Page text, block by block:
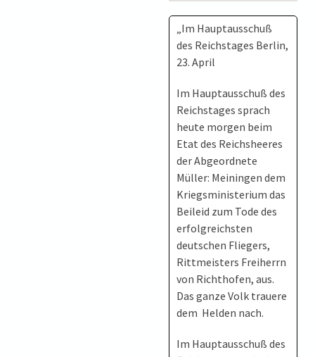
„Im Hauptausschuß
des Reichstages Berlin,
23. April
Im Hauptausschuß des
Reichstages sprach
heute morgen beim
Etat des Reichsheeres
der Abgeordnete
Müller: Meiningen dem
Kriegsministerium das
Beileid zum Tode des
erfolgreichsten
deutschen Fliegers,
Rittmeisters Freiherrn
von Richthofen, aus.
Das ganze Volk trauere
dem Helden nach.
Im Hauptausschuß des